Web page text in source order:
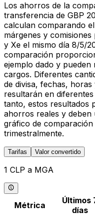
Los ahorros de la
transferencia de GBP
calculan comparando
márgenes y
y Xe el mismo día 8/5/
comparación
ejemplo dado y
cargos. Diferentes
de divisa, fechas,
resultarán en
tanto, estos resultados
ahorros reales y deben
gráfico de
trimestralmente.
Tarifas Valor convertido
1 CLP a MGA
Métrica
Últimos
días